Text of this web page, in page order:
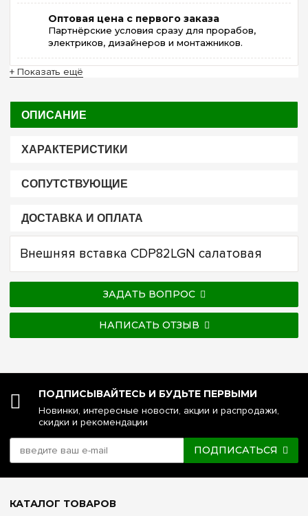
Оптовая цена с первого заказа
Партнёрские условия сразу для прорабов,
электриков, дизайнеров и монтажников.
+ Показать ещё
ОПИСАНИЕ
ХАРАКТЕРИСТИКИ
СОПУТСТВУЮЩИЕ
ДОСТАВКА И ОПЛАТА
Внешняя вставка CDP82LGN салатовая
ЗАДАТЬ ВОПРОС
НАПИСАТЬ ОТЗЫВ
ПОДПИСЫВАЙТЕСЬ И БУДЬТЕ ПЕРВЫМИ
Новинки, интересные новости, акции и распродажи,
скидки и рекомендации
ПОДПИСАТЬСЯ
КАТАЛОГ ТОВАРОВ